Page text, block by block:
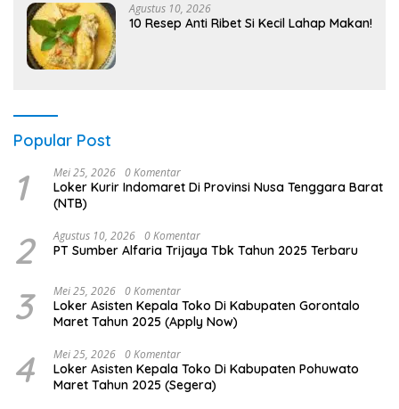
Agustus 10, 2026
10 Resep Anti Ribet Si Kecil Lahap Makan!
Popular Post
1 Mei 25, 2026 0 Komentar
Loker Kurir Indomaret Di Provinsi Nusa Tenggara Barat
(NTB)
2 Agustus 10, 2026 0 Komentar
PT Sumber Alfaria Trijaya Tbk Tahun 2025 Terbaru
3 Mei 25, 2026 0 Komentar
Loker Asisten Kepala Toko Di Kabupaten Gorontalo
Maret Tahun 2025 (Apply Now)
4 Mei 25, 2026 0 Komentar
Loker Asisten Kepala Toko Di Kabupaten Pohuwato
Maret Tahun 2025 (Segera)